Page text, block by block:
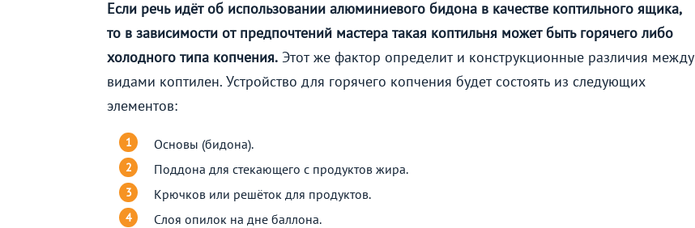
Если речь идёт об использовании алюминиевого бидона в качестве коптильного ящика,
то в зависимости от предпочтений мастера такая коптильня может быть горячего либо
холодного типа копчения. Этот же фактор определит и конструкционные различия между
видами коптилен. Устройство для горячего копчения будет состоять из следующих
элементов:
Основы (бидона).
Поддона для стекающего с продуктов жира.
Крючков или решёток для продуктов.
Слоя опилок на дне баллона.